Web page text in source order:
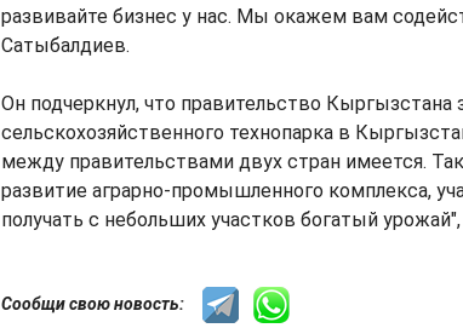
развивайте бизнес у нас. Мы окажем вам
Сатыбалдиев.
Он подчеркнул, что правительство Кыргызстана
сельскохозяйственного технопарка в
между правительствами двух стран имеется.
развитие аграрно-промышленного комплекса,
получать с небольших участков богатый
Сообщи свою новость: